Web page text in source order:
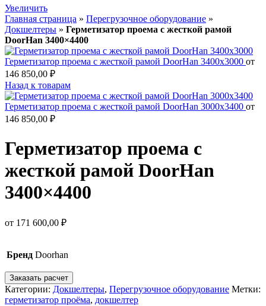
Увеличить
Главная страница » Перегрузочное оборудование »
Докшелтеры » Герметизатор проема с жесткой рамой
DoorHan 3400×4400
Герметизатор проема с жесткой рамой DoorHan 3400x3000 от
146 850,00 ₽
Назад к товарам
Герметизатор проема с жесткой рамой DoorHan 3000x3400 от
146 850,00 ₽
Герметизатор проема с
жесткой рамой DoorHan
3400×4400
от 171 600,00 ₽
Бренд Doorhan
Заказать расчет
Категории: Докшелтеры, Перегрузочное оборудование Метки:
герметизатор проёма, докшелтер